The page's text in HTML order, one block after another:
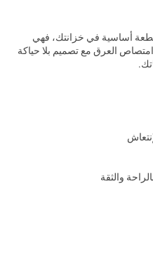
أساسية في خزانتك، فهي
العرق مع تصميم بلا حياكة
والثقة